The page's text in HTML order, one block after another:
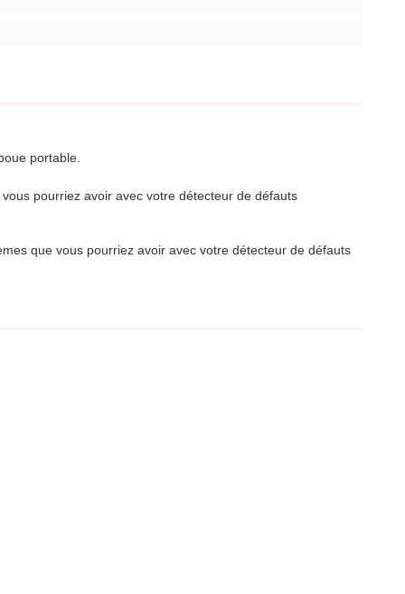
portable.
pourriez avoir avec votre détecteur de défauts
que vous pourriez avoir avec votre détecteur de défauts